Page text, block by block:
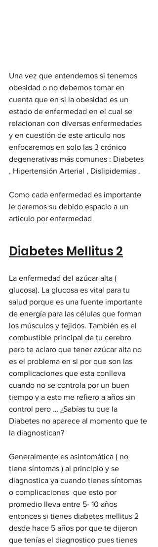
Una vez que entendemos si tenemos
obesidad o no debemos tomar en
cuenta que en si la obesidad es un
estado de enfermedad en el cual se
relacionan con diversas enfermedades
y en cuestión de este articulo nos
enfocaremos en solo las 3 crónico
degenerativas más comunes : Diabetes
, Hipertensión Arterial , Dislipidemias .
Como cada enfermedad es importante
le daremos su debido espacio a un
articulo por enfermedad
Diabetes Mellitus 2
La enfermedad del azúcar alta (
glucosa). La glucosa es vital para tu
salud porque es una fuente importante
de energía para las células que forman
los músculos y tejidos. También es el
combustible principal de tu cerebro
pero te aclaro que tener azúcar alta no
es el problema en si por que son las
complicaciones que esta conlleva
cuando no se controla por un buen
tiempo y a esto me refiero a años sin
control pero … ¿Sabías tu que la
Diabetes no aparece al momento que te
la diagnostican?
Generalmente es asintomática ( no
tiene síntomas ) al principio y se
diagnostica ya cuando tienes síntomas
o complicaciones  que esto por
promedio lleva entre 5- 10 años
entonces si tienes diabetes mellitus 2
desde hace 5 años por que te dijeron
que tenías el diagnostico pues tienes